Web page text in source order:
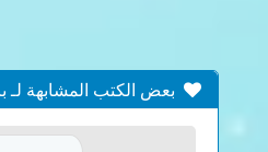
بعض الكتب المشابهة لـ
الجزء الثاني